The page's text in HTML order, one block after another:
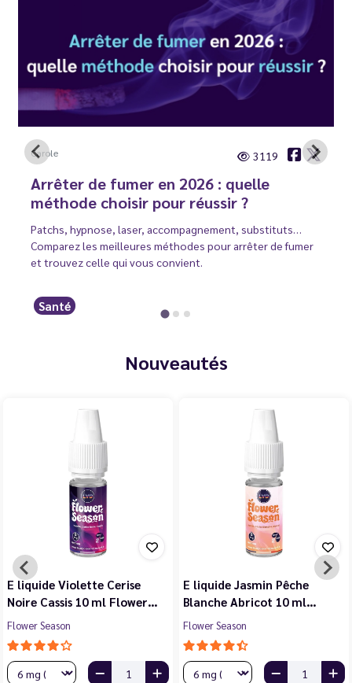
Carole 3119
Arrêter de fumer en 2026 : quelle
méthode choisir pour réussir ?
Patchs, hypnose, laser, accompagnement, substituts…
Comparez les meilleures méthodes pour arrêter de fumer
et trouvez celle qui vous convient.
Santé
Nouveautés
E liquide Violette Cerise
Noire Cassis 10 ml Flower…
Flower Season
E liquide Jasmin Pêche
Blanche Abricot 10 ml…
Flower Season